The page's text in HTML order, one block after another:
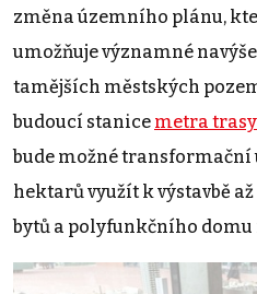
změna územního plánu,
umožňuje významné
tamějších městských
budoucí stanice metra trasy
bude možné transformační
hektarů využít k výstavbě
bytů a polyfunkčního